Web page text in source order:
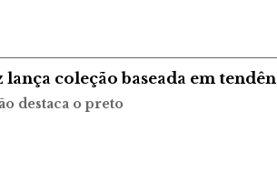
coleção baseada em
destaca o preto